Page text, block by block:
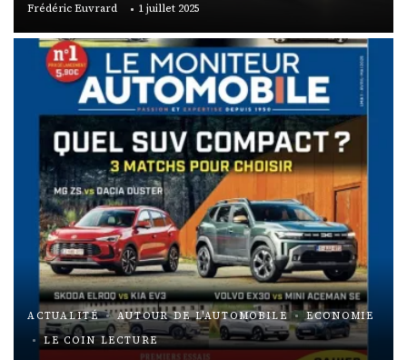
Frédéric Euvrard 1 juillet 2025
ACTUALITÉ AUTOUR DE L'AUTOMOBILE
ECONOMIE
LE COIN LECTURE